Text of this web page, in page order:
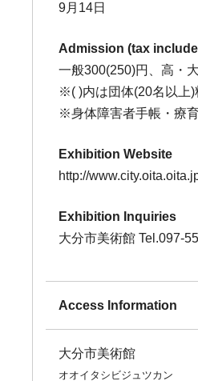
9月14日
Admission (tax
一般300(250)円、高・
※( )内は団体(20名以上)
※身体障害者手帳・療
Exhibition Website
http://
Exhibition Inquiries
大分市美術館 Tel.097-
Access Information
大分市美術館
オオイタシビジュツカン